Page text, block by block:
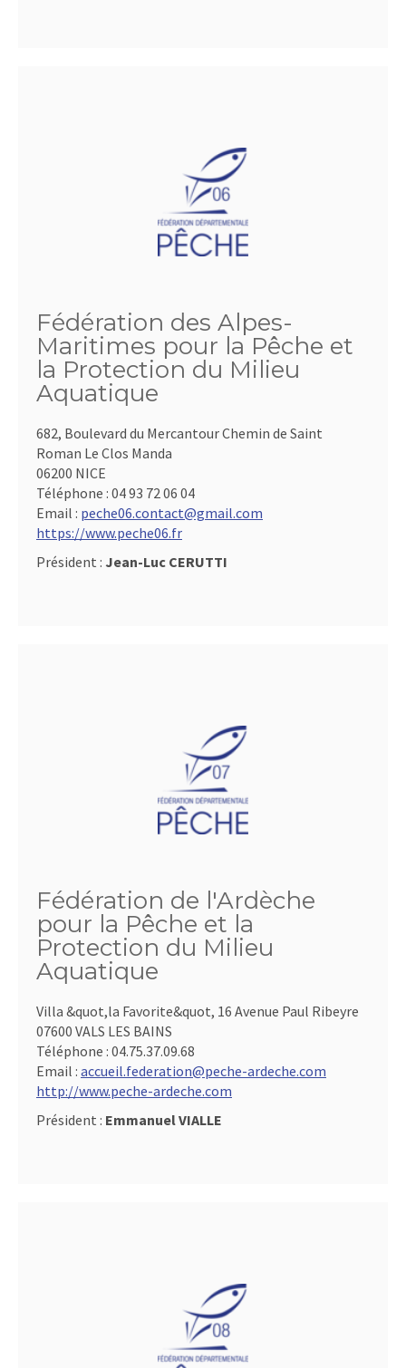
Fédération des Alpes-
Maritimes pour la Pêche et
la Protection du Milieu
Aquatique
682, Boulevard du Mercantour Chemin de Saint
Roman Le Clos Manda
06200 NICE
Téléphone : 04 93 72 06 04
Email : peche06.contact@gmail.com
https://www.peche06.fr
Président : Jean-Luc CERUTTI
Fédération de l'Ardèche
pour la Pêche et la
Protection du Milieu
Aquatique
Villa &quot,la Favorite&quot, 16 Avenue Paul Ribeyre
07600 VALS LES BAINS
Téléphone : 04.75.37.09.68
Email : accueil.federation@peche-ardeche.com
http://www.peche-ardeche.com
Président : Emmanuel VIALLE